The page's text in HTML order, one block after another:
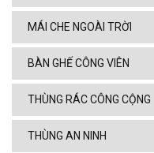
MÁI CHE NGOÀI TRỜI
BÀN GHẾ CÔNG VIÊN
THÙNG RÁC CÔNG CỘNG
THÙNG AN NINH